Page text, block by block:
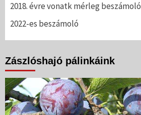
2018. évre vonatk mérleg beszámoló
2022-es beszámoló
Zászlóshajó pálinkáink